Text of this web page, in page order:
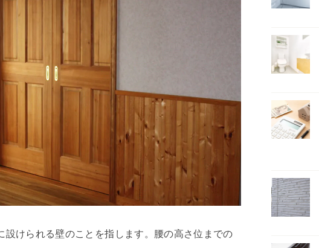
けられる壁のことを指します。腰の高さ位までの